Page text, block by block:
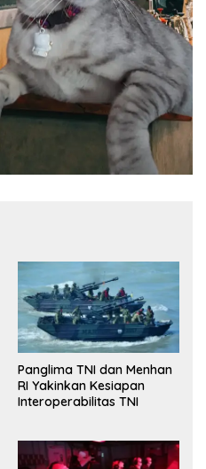
Panglima TNI dan Menhan
RI Yakinkan Kesiapan
Interoperabilitas TNI